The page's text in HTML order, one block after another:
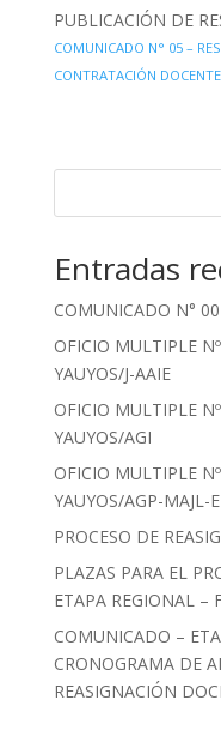
PUBLICACIÓN DE
COMUNICADO N° 05 –
CONTRATACIÓN
Entradas
COMUNICADO N°
OFICIO MULTIPLE
YAUYOS/J-AAIE
OFICIO MULTIPLE
YAUYOS/AGI
OFICIO MULTIPLE
YAUYOS/AGP-MAJL-
PROCESO DE
PLAZAS PARA EL
ETAPA REGIONAL –
COMUNICADO –
CRONOGRAMA DE
REASIGNACIÓN